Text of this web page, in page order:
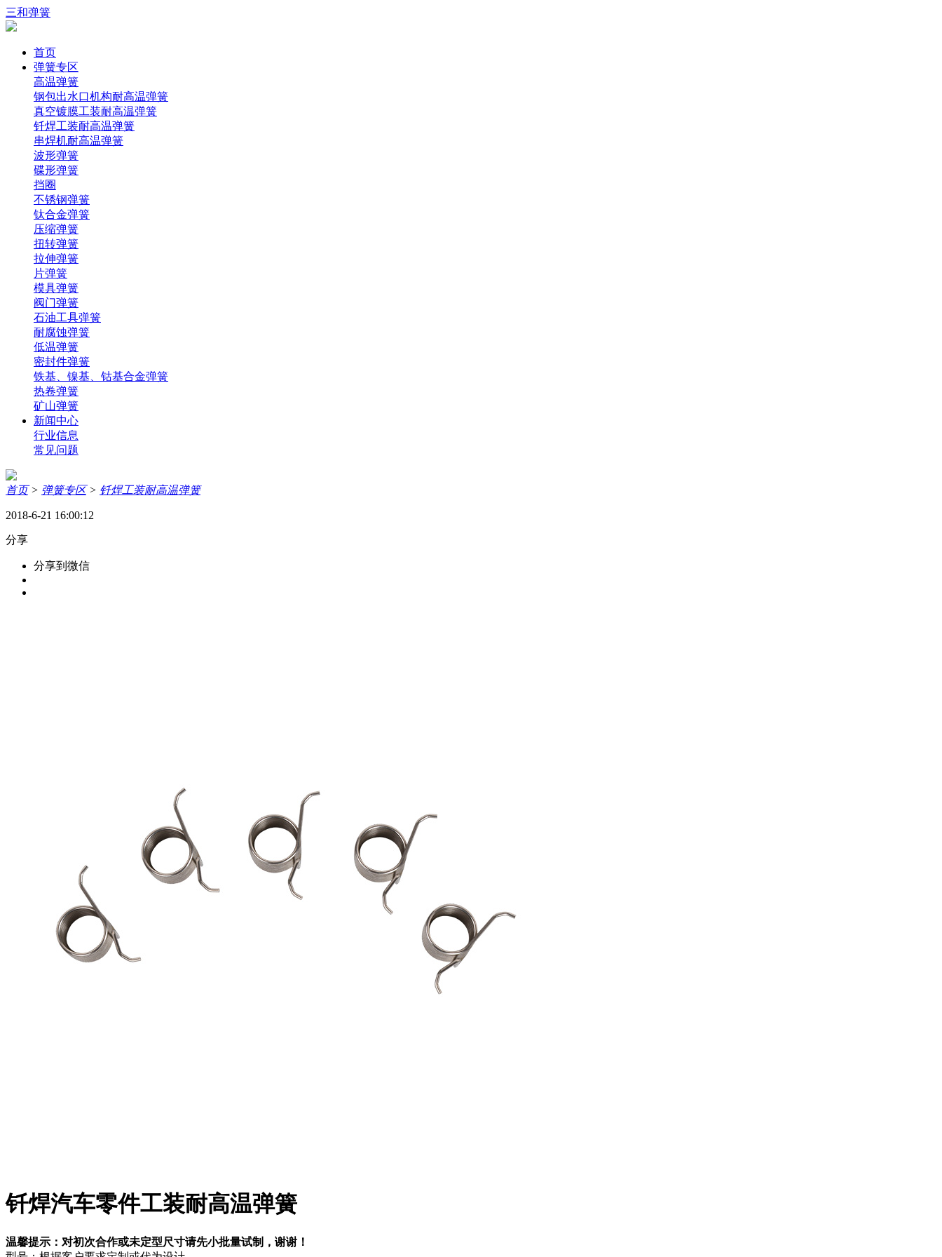
三和弹簧
首页
弹簧专区
高温弹簧
钢包出水口机构耐高温弹簧
真空镀膜工装耐高温弹簧
钎焊工装耐高温弹簧
串焊机耐高温弹簧
波形弹簧
碟形弹簧
挡圈
不锈钢弹簧
钛合金弹簧
压缩弹簧
扭转弹簧
拉伸弹簧
片弹簧
模具弹簧
阀门弹簧
石油工具弹簧
耐腐蚀弹簧
低温弹簧
密封件弹簧
铁基、镍基、钴基合金弹簧
热卷弹簧
矿山弹簧
新闻中心
行业信息
常见问题
首页 > 弹簧专区 > 钎焊工装耐高温弹簧
2018-6-21 16:00:12
分享
分享到微信
钎焊汽车零件工装耐高温弹簧
温馨提示：对初次合作或未定型尺寸请先小批量试制，谢谢！